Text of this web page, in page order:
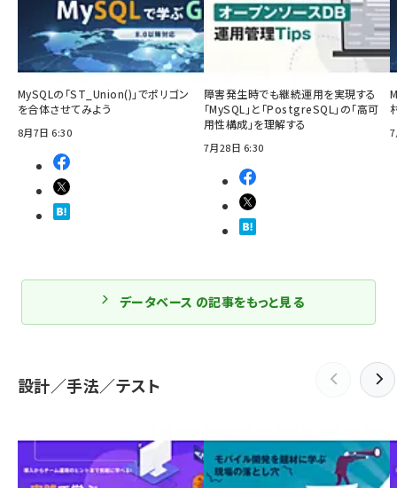
MySQLの「ST_Union()」でポリゴン
を合体させてみよう
8月7日 6:30
障害発生時でも継続運用を実現する
「MySQL」と「PostgreSQL」の「高可
用性構成」を理解する
7月28日 6:30
データベース の記事をもっと見る
設計／手法／テスト